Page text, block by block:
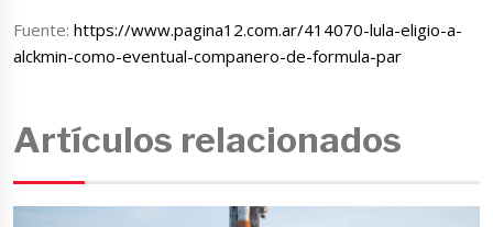
Fuente:https://www.pagina12.com.ar/414070-lula-eligio-a-
alckmin-como-eventual-companero-de-formula-par
Artículos relacionados